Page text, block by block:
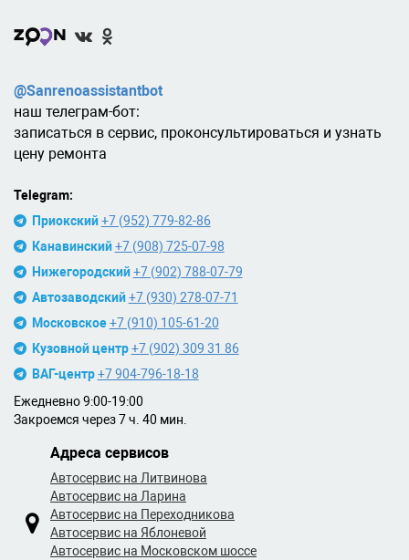
@Sanrenoassistantbot
наш телеграм-бот:
записаться в сервис, проконсультироваться и узнать
цену ремонта
Telegram:
Приокский +7 (952) 779-82-86
Канавинский +7 (908) 725-07-98
Нижегородский +7 (902) 788-07-79
Автозаводский +7 (930) 278-07-71
Московское +7 (910) 105-61-20
Кузовной центр +7 (902) 309 31 86
ВАГ-центр +7 904-796-18-18
Ежедневно 9:00-19:00
Закроемся через 7 ч. 40 мин.
Адреса сервисов
Автосервис на Литвинова
Автосервис на Ларина
Автосервис на Переходникова
Автосервис на Яблоневой
Автосервис на Московском шоссе